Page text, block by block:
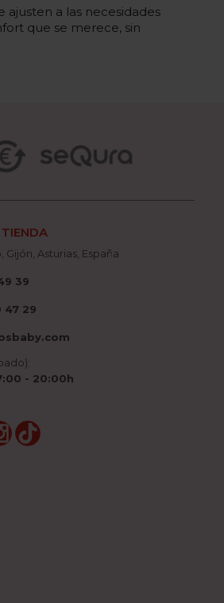
a las necesidades
que se merece, sin
Gijón, Asturias, España
39
47 29
- 20:00h
Instagram
TikTok